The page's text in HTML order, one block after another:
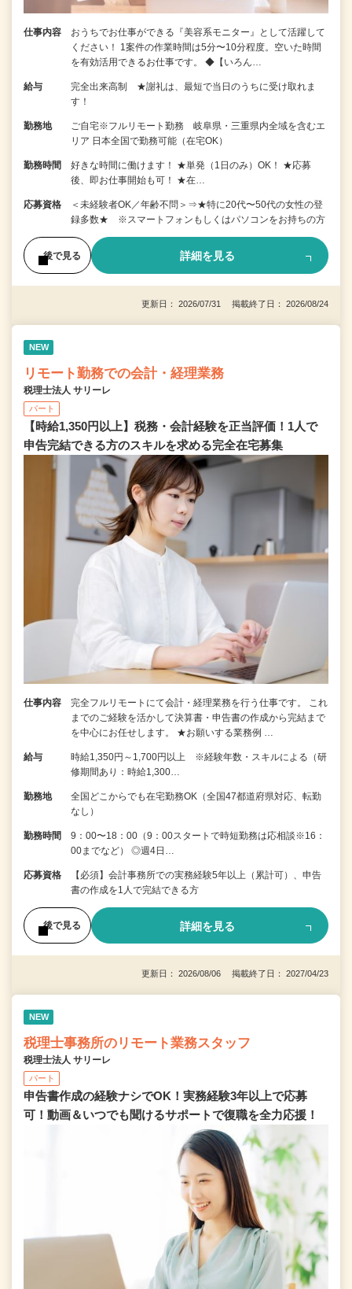
仕事内容
おうちでお仕事ができる『美容系モニター』として活躍して
ください！ 1案件の作業時間は5分〜10分程度。空いた時間
を有効活用できるお仕事です。 ◆【いろん…
給与
完全出来高制 ★謝礼は、最短で当日のうちに受け取れま
す！
勤務地
ご自宅※フルリモート勤務 岐阜県・三重県内全域を含むエ
リア 日本全国で勤務可能（在宅OK）
勤務時間
好きな時間に働けます！ ★単発（1日のみ）OK！ ★応募
後、即お仕事開始も可！ ★在…
応募資格
＜未経験者OK／年齢不問＞⇒★特に20代〜50代の女性の登
録多数★ ※スマートフォンもしくはパソコンをお持ちの方
後で見る 詳細を見る
更新日： 2026/07/31 掲載終了日： 2026/08/24
NEW
リモート勤務での会計・経理業務
税理士法人 サリーレ
パート
【時給1,350円以上】税務・会計経験を正当評価！1⼈で
申告完結できる⽅のスキルを求める完全在宅募集
仕事内容
完全フルリモートにて会計・経理業務を行う仕事です。 これ
までのご経験を活かして決算書・申告書の作成から完結まで
を中⼼にお任せします。 ★お願いする業務例 …
給与
時給1,350円～1,700円以上 ※経験年数・スキルによる（研
修期間あり：時給1,300…
勤務地
全国どこからでも在宅勤務OK（全国47都道府県対応、転勤
なし）
勤務時間
9：00〜18：00（9：00スタートで時短勤務は応相談※16：
00までなど） ◎週4日…
応募資格
【必須】会計事務所での実務経験5年以上（累計可）、申告
書の作成を1人で完結できる方
後で見る 詳細を見る
更新日： 2026/08/06 掲載終了日： 2027/04/23
NEW
税理士事務所のリモート業務スタッフ
税理士法人 サリーレ
パート
申告書作成の経験ナシでOK！実務経験3年以上で応募
可！動画＆いつでも聞けるサポートで復職を全⼒応援！